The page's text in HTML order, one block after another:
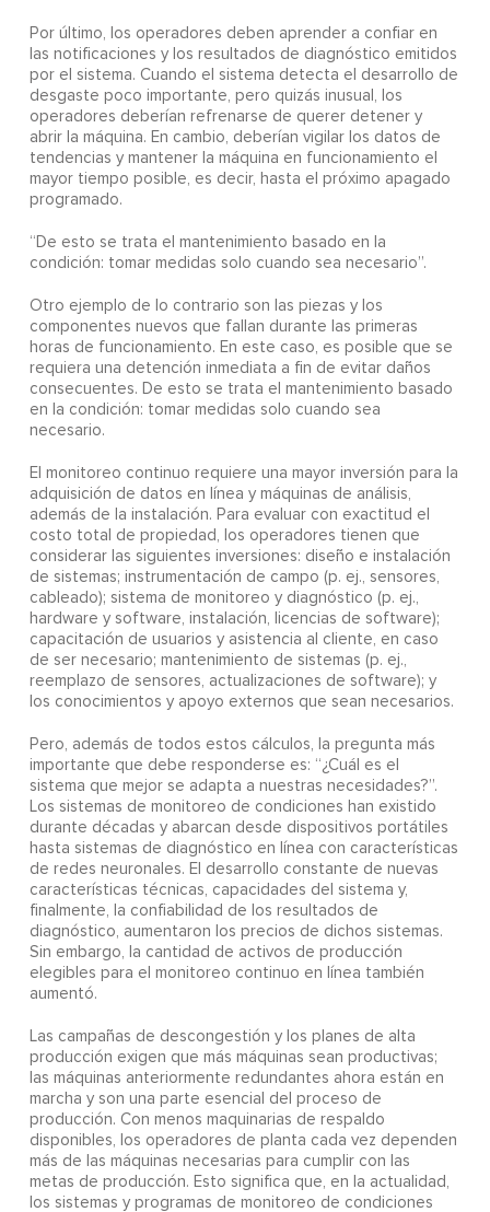
Por último, los operadores deben aprender a confiar en
las notificaciones y los resultados de diagnóstico emitidos
por el sistema. Cuando el sistema detecta el desarrollo de
desgaste poco importante, pero quizás inusual, los
operadores deberían refrenarse de querer detener y
abrir la máquina. En cambio, deberían vigilar los datos de
tendencias y mantener la máquina en funcionamiento el
mayor tiempo posible, es decir, hasta el próximo apagado
programado.
“De esto se trata el mantenimiento basado en la
condición: tomar medidas solo cuando sea necesario”.
Otro ejemplo de lo contrario son las piezas y los
componentes nuevos que fallan durante las primeras
horas de funcionamiento. En este caso, es posible que se
requiera una detención inmediata a fin de evitar daños
consecuentes. De esto se trata el mantenimiento basado
en la condición: tomar medidas solo cuando sea
necesario.
El monitoreo continuo requiere una mayor inversión para la
adquisición de datos en línea y máquinas de análisis,
además de la instalación. Para evaluar con exactitud el
costo total de propiedad, los operadores tienen que
considerar las siguientes inversiones: diseño e instalación
de sistemas; instrumentación de campo (p. ej., sensores,
cableado); sistema de monitoreo y diagnóstico (p. ej.,
hardware y software, instalación, licencias de software);
capacitación de usuarios y asistencia al cliente, en caso
de ser necesario; mantenimiento de sistemas (p. ej.,
reemplazo de sensores, actualizaciones de software); y
los conocimientos y apoyo externos que sean necesarios.
Pero, además de todos estos cálculos, la pregunta más
importante que debe responderse es: “¿Cuál es el
sistema que mejor se adapta a nuestras necesidades?”.
Los sistemas de monitoreo de condiciones han existido
durante décadas y abarcan desde dispositivos portátiles
hasta sistemas de diagnóstico en línea con características
de redes neuronales. El desarrollo constante de nuevas
características técnicas, capacidades del sistema y,
finalmente, la confiabilidad de los resultados de
diagnóstico, aumentaron los precios de dichos sistemas.
Sin embargo, la cantidad de activos de producción
elegibles para el monitoreo continuo en línea también
aumentó.
Las campañas de descongestión y los planes de alta
producción exigen que más máquinas sean productivas;
las máquinas anteriormente redundantes ahora están en
marcha y son una parte esencial del proceso de
producción. Con menos maquinarias de respaldo
disponibles, los operadores de planta cada vez dependen
más de las máquinas necesarias para cumplir con las
metas de producción. Esto significa que, en la actualidad,
los sistemas y programas de monitoreo de condiciones